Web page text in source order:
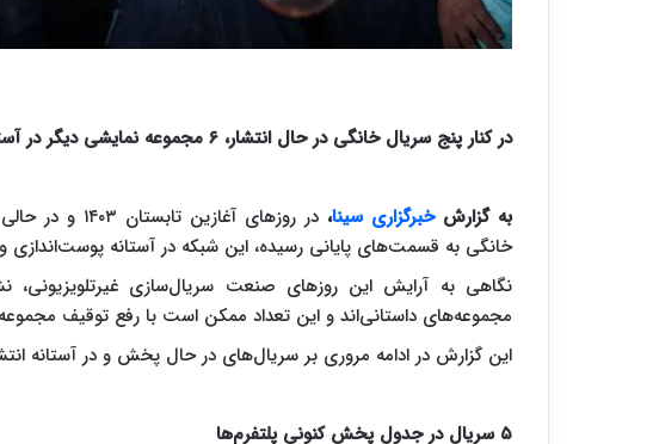
در کنار پنج سریال خانگی در حال انتشار، ۶ مجموعه نمایشی دیگر در آستانه پخش قرار دارند.
به گزارشخبرگزاری سینا،
در روزهای
خانگی به قسمت‌های پایانی رسیده، این شبکه در آستانه پوست‌اندازی
نگاهی به آرایش این روزهای صنعت سریال‌سازی غیرتلویزیونی،
مجموعه‌های داستانی‌اند و این تعداد ممکن است با رفع توقیف
این گزارش در ادامه مروری بر سریال‌های در حال پخش و در آستانه
۵ سریال در جدول پخش کنونی پلتفرم‌ها